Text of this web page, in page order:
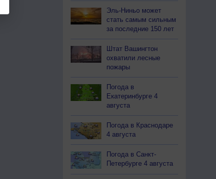
Эль-Ниньо может
стать самым сильным
за последние 150 лет
Штат Вашингтон
охватили лесные
пожары
Погода в
Екатеринбурге 4
августа
Погода в Краснодаре
4 августа
Погода в Санкт-
Петербурге 4 августа